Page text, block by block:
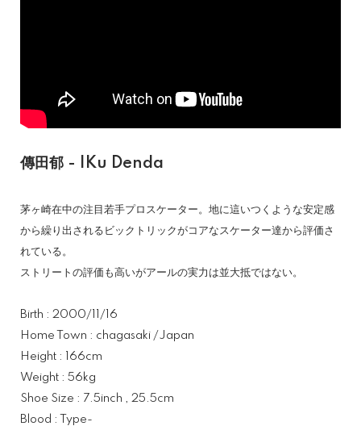
傳田郁 - IKu Denda
茅ヶ崎在中の注目若手プロスケーター。地に這いつくような安定感
から繰り出されるビックトリックがコアなスケーター達から評価さ
れている。
ストリートの評価も高いがアールの実力は並大抵ではない。
Birth : 2000/11/16
Home Town : chagasaki /Japan
Height : 166cm
Weight : 56kg
Shoe Size : 7.5inch , 25.5cm
Blood : Type-